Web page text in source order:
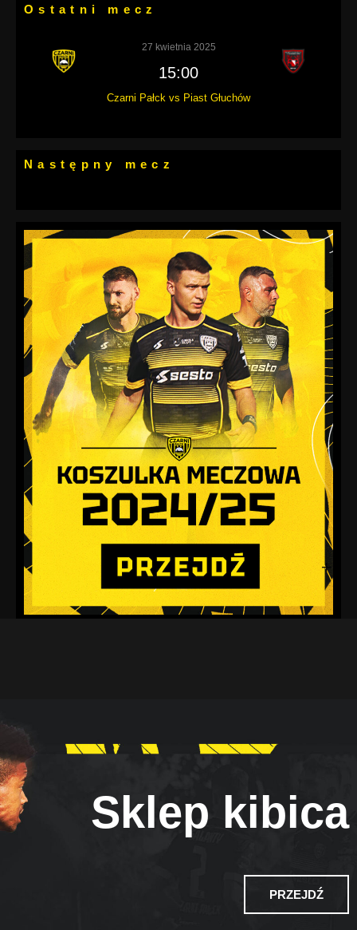
Ostatni mecz
27 kwietnia 2025
15:00
Czarni Pałck vs Piast Głuchów
Następny mecz
Sklep kibica
PRZEJDŹ